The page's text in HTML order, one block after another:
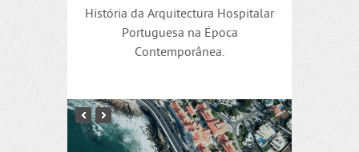
História da Arquitectura Hospitalar
Portuguesa na Época
Contemporânea.